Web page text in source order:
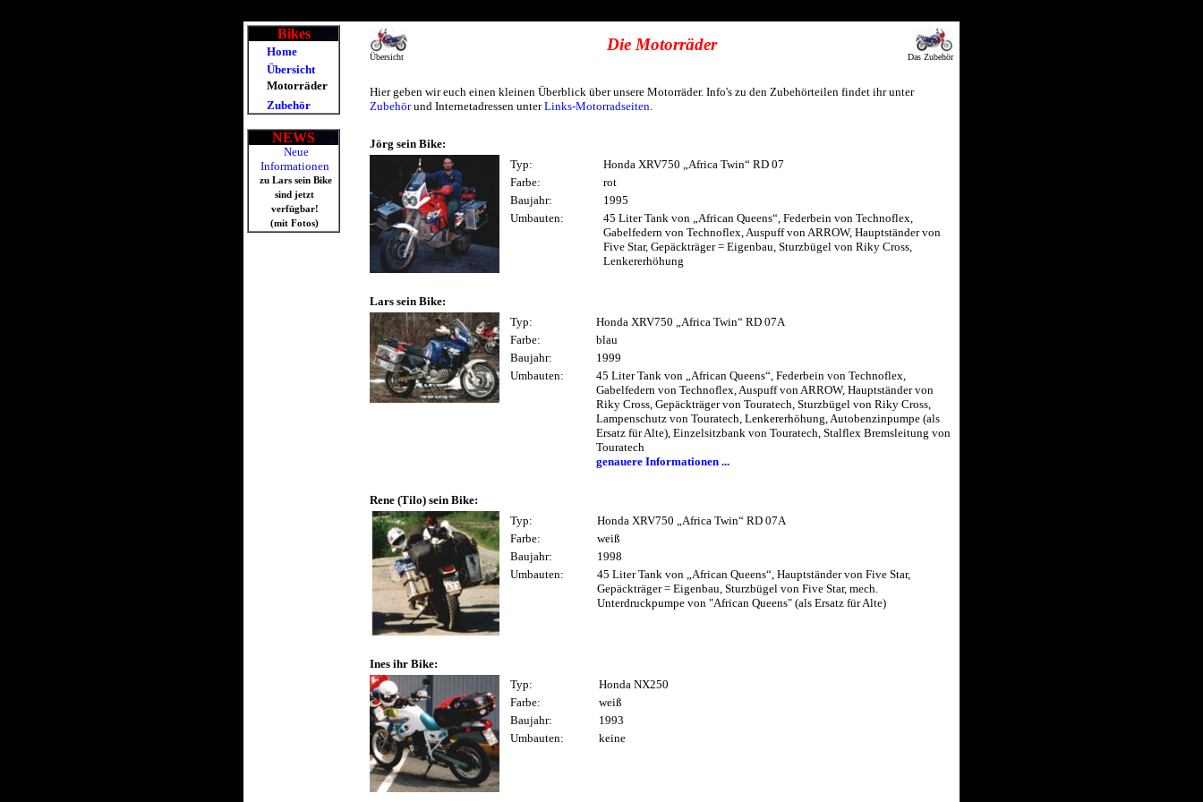
Bikes
Home
Übersicht
Motorräder
Zubehör
NEWS
Neue
Informationen
zu Lars sein Bike
sind jetzt
verfügbar!
(mit Fotos)
Übersicht
Die Motorräder
Das Zubehör
Hier geben wir euch einen kleinen Überblick über unsere Motorräder. Info's zu den Zubehörteilen findet ihr unter
Zubehörund Internetadressen unterLinks-Motorradseiten.
Jörg sein Bike:
Typ:
Honda XRV750 „Africa Twin“ RD 07
Farbe:
rot
Baujahr:
1995
Umbauten:
45 Liter Tank von „African Queens“, Federbein von Technoflex,
Gabelfedern von Technoflex, Auspuff von ARROW, Hauptständer von
Five Star, Gepäckträger = Eigenbau, Sturzbügel von Riky Cross,
Lenkererhöhung
Lars sein Bike:
Typ:
Honda XRV750 „Africa Twin“ RD 07A
Farbe:
blau
Baujahr:
1999
Umbauten:
45 Liter Tank von „African Queens“, Federbein von Technoflex,
Gabelfedern von Technoflex, Auspuff von ARROW, Hauptständer von
Riky Cross, Gepäckträger von Touratech, Sturzbügel von Riky Cross,
Lampenschutz von Touratech, Lenkererhöhung, Autobenzinpumpe (als
Ersatz für Alte), Einzelsitzbank von Touratech, Stalflex Bremsleitung von
Touratech
genauere Informationen ...
Rene (Tilo) sein Bike:
Typ:
Honda XRV750 „Africa Twin“ RD 07A
Farbe:
weiß
Baujahr:
1998
Umbauten:
45 Liter Tank von „African Queens“, Hauptständer von Five Star,
Gepäckträger = Eigenbau, Sturzbügel von Five Star, mech.
Unterdruckpumpe von "African Queens" (als Ersatz für Alte)
Ines ihr Bike:
Typ:
Honda NX250
Farbe:
weiß
Baujahr:
1993
Umbauten:
keine